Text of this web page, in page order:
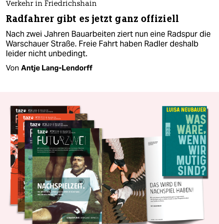
Verkehr in Friedrichshain
Radfahrer gibt es jetzt ganz offiziell
Nach zwei Jahren Bauarbeiten ziert nun eine Radspur die
Warschauer Straße. Freie Fahrt haben Radler deshalb
leider nicht unbedingt.
Von Antje Lang-Lendorff